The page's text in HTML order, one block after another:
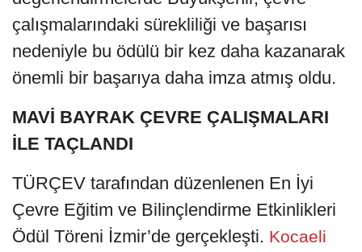
çalışmalarındaki sürekliliği ve başarısı
nedeniyle bu ödülü bir kez daha kazanarak
önemli bir başarıya daha imza atmış oldu.
MAVİ BAYRAK ÇEVRE ÇALIŞMALARI
İLE TAÇLANDI
TÜRÇEV tarafından düzenlenen En İyi
Çevre Eğitim ve Bilinçlendirme Etkinlikleri
Ödül Töreni İzmir’de gerçekleşti. Kocaeli